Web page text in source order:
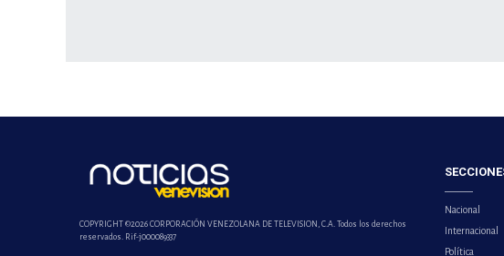
COPYRIGHT ©2026 CORPORACIÓN VENEZOLANA DE TELEVISION, C.A. Todos los derechos
reservados. Rif-j000089337
Nacional
Internacional
Política